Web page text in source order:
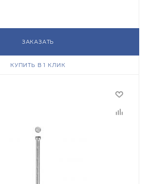
ЗАКАЗАТЬ
КУПИТЬ В 1 КЛИК